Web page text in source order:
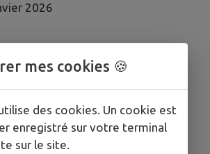
2026
mes cookies 🍪
des cookies. Un cookie est
enregistré sur votre terminal
sur le site.